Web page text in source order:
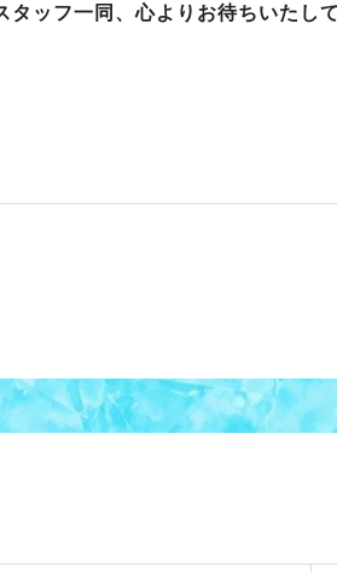
タッフ一同、心よりお待ちいたし